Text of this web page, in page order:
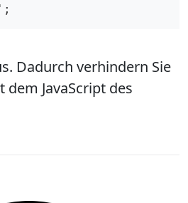
Dadurch verhindern Sie
JavaScript des